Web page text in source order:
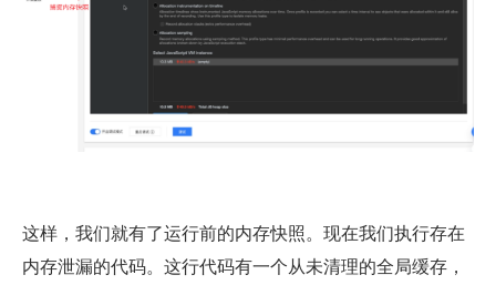
这样，我们就有了运行前的内存快照。现在我们执行存在
内存泄漏的代码。这行代码有一个从未清理的全局缓存，